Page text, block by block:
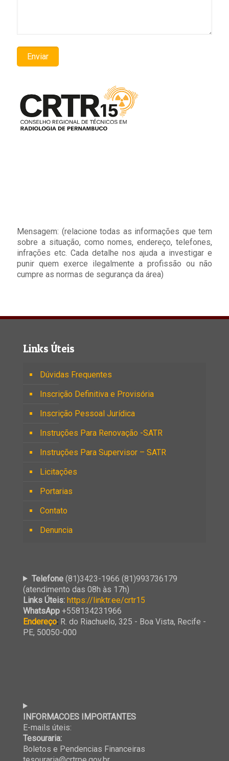
Mensagem: (relacione todas as informações que tem
sobre a situação, como nomes, endereço, telefones,
infrações etc. Cada detalhe nos ajuda a investigar e
punir quem exerce ilegalmente a profissão ou não
cumpre as normas de segurança da área)
Links Úteis
Dúvidas Frequentes
Inscrição Definitiva e Provisória
Inscrição Pessoal Jurídica
Instruções Para Renovação -SATR
Instruções Para Supervisor – SATR
Licitações
Portarias
Contato
Denuncia
Telefone(81)3423-1966 (81)993736179
(atendimento das 08h às 17h)
Links Úteis: https://linktr.ee/crtr15
WhatsApp +558134231966
Endereço: R. do Riachuelo, 325 - Boa Vista, Recife -
PE, 50050-000
INFORMACOES IMPORTANTES
E-mails úteis:
Tesouraria:
Boletos e Pendencias Financeiras